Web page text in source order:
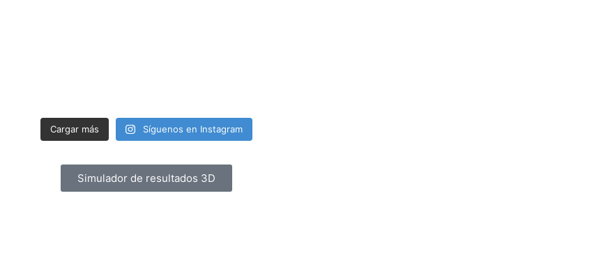
Cargar más Síguenos en Instagram
Simulador de resultados 3D